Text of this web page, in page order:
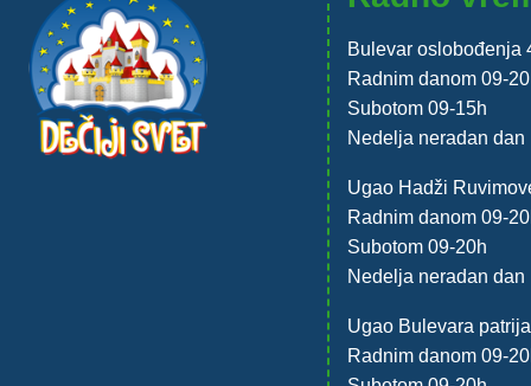
Bulevar oslobođenja
Radnim danom 09-
Subotom 09-15h
Nedelja neradan dan
Ugao Hadži
Radnim danom 09-
Subotom 09-20h
Nedelja neradan dan
Ugao Bulevara
Radnim danom 09-